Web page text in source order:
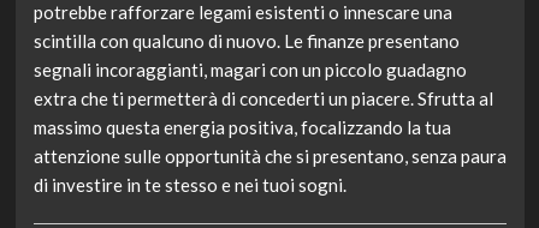
potrebbe rafforzare legami esistenti o innescare una
scintilla con qualcuno di nuovo. Le finanze presentano
segnali incoraggianti, magari con un piccolo guadagno
extra che ti permetterà di concederti un piacere. Sfrutta al
massimo questa energia positiva, focalizzando la tua
attenzione sulle opportunità che si presentano, senza paura
di investire in te stesso e nei tuoi sogni.